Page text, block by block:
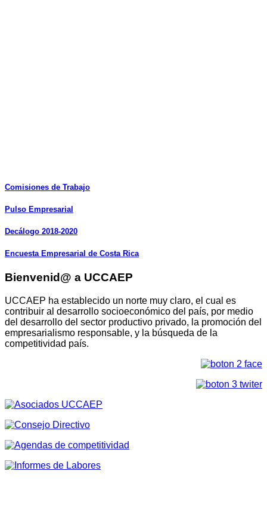
Comisiones de Trabajo
Pulso Empresarial
Decálogo 2018-2020
Encuesta Empresarial de Costa Rica
Bienvenid@ a UCCAEP
UCCAEP ha establecido un norte muy claro, el cual es
contribuir al desarrollo socioeconómico del país, por medio
del desarrollo del sector productivo privado, la promoción del
empresarialismo responsable, y la búsqueda de la
competitividad país.